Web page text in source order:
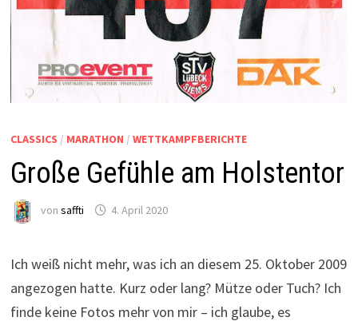
CLASSICS / MARATHON / WETTKAMPFBERICHTE
Große Gefühle am Holstentor
von saffti 4. April 2020
Ich weiß nicht mehr, was ich an diesem 25. Oktober 2009
angezogen hatte. Kurz oder lang? Mütze oder Tuch? Ich
finde keine Fotos mehr von mir – ich glaube, es